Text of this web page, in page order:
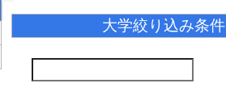
大学絞り込み条件